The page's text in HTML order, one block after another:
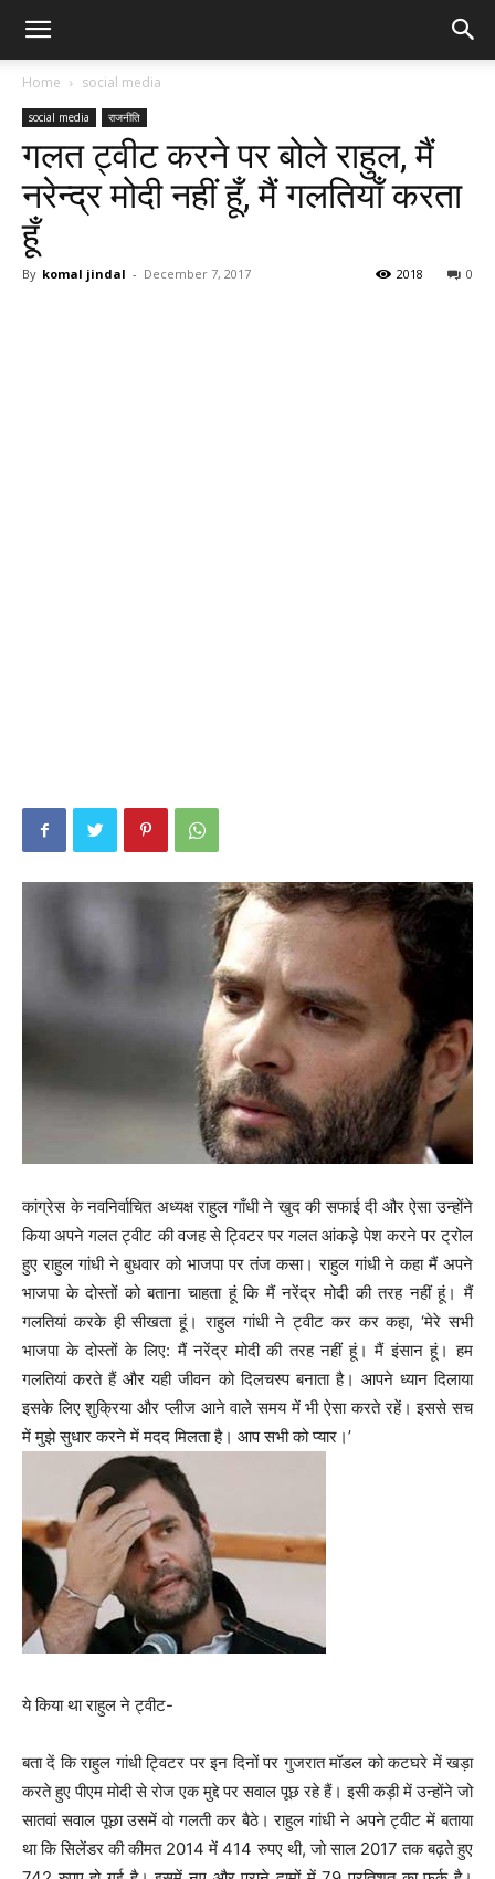
Home social media
social media राजनीति
गलत ट्वीट करने पर बोले राहुल, मैं
नरेन्द्र मोदी नहीं हूँ, मैं गलतियाँ करता
हूँ
By komal jindal - December 7, 2017 0
2018
कांग्रेस के नवनिर्वाचित अध्यक्ष राहुल गाँधी ने खुद की सफाई दी और ऐसा उन्होंने
किया अपने गलत ट्वीट की वजह से ट्विटर पर गलत आंकड़े पेश करने पर ट्रोल
हुए राहुल गांधी ने बुधवार को भाजपा पर तंज कसा। राहुल गांधी ने कहा मैं अपने
भाजपा के दोस्तों को बताना चाहता हूं कि मैं नरेंद्र मोदी की तरह नहीं हूं। मैं
गलतियां करके ही सीखता हूं। राहुल गांधी ने ट्वीट कर कर कहा, ‘मेरे सभी
भाजपा के दोस्तों के लिए: मैं नरेंद्र मोदी की तरह नहीं हूं। मैं इंसान हूं। हम
गलतियां करते हैं और यही जीवन को दिलचस्प बनाता है। आपने ध्यान दिलाया
इसके लिए शुक्रिया और प्लीज आने वाले समय में भी ऐसा करते रहें। इससे सच
में मुझे सुधार करने में मदद मिलता है। आप सभी को प्यार।’
ये किया था राहुल ने ट्वीट-
बता दें कि राहुल गांधी ट्विटर पर इन दिनों पर गुजरात मॉडल को कटघरे में खड़ा
करते हुए पीएम मोदी से रोज एक मुद्दे पर सवाल पूछ रहे हैं। इसी कड़ी में उन्होंने जो
सातवां सवाल पूछा उसमें वो गलती कर बैठे। राहुल गांधी ने अपने ट्वीट में बताया
था कि सिलेंडर की कीमत 2014 में 414 रुपए थी, जो साल 2017 तक बढ़ते हुए